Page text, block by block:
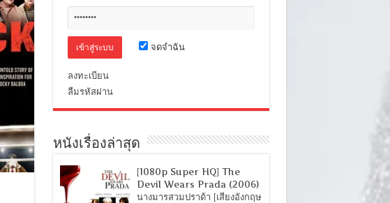
จดจำฉัน
ลงทะเบียน
ลืมรหัสผ่าน
หนังเรื่องล่าสุด
[1080p Super HQ] The
Devil Wears Prada (2006)
นางมารสวมปราด้า [เสียงอังกฤษ